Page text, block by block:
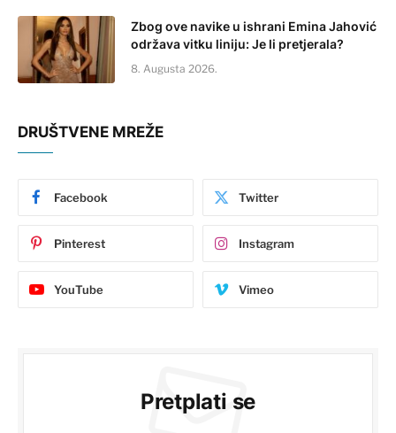
Zbog ove navike u ishrani Emina Jahović
održava vitku liniju: Je li pretjerala?
8. Augusta 2026.
DRUŠTVENE MREŽE
Facebook Twitter
Pinterest Instagram
YouTube Vimeo
Pretplati se